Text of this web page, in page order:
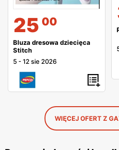
25 00
Bluza dresowa dziecięca
Stitch
5 -12 sie 2026
WIĘCEJ OFERT Z